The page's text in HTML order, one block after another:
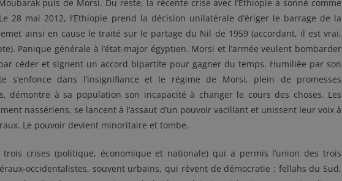
puis de Morsi. Du reste, la récente crise avec l’Ethiopie a sonné comme
28 mai 2012, l’Ethiopie prend la décision unilatérale d’ériger le barrage de la
ainsi en cause le traité sur le partage du Nil de 1959 (accordant, il est vrai,
Panique générale à l’état-major égyptien. Morsi et l’armée veulent bombarder
céder et signent un accord bipartite pour gagner du temps. Humiliée par son
s’enfonce dans l’insignifiance et le régime de Morsi, plein de promesses
démontre à sa population son incapacité à changer le cours des choses. Les
nassériens, se lancent à l’assaut d’un pouvoir vacillant et unissent leur voix à
Le pouvoir devient minoritaire et tombe.
trois crises (politique, économique et nationale) qui a permis l’union des trois
occidentalistes, souvent urbains, qui rêvent de démocratie ; fellahs du Sud,